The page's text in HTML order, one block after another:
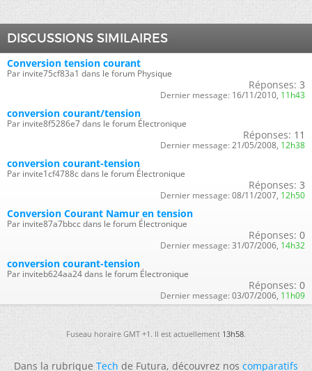
DISCUSSIONS SIMILAIRES
Conversion tension courant
Par invite75cf83a1 dans le forum Physique
Réponses: 3
Dernier message: 16/11/2010, 11h43
conversion courant/tension
Par invite8f5286e7 dans le forum Électronique
Réponses: 11
Dernier message: 21/05/2008, 12h38
conversion courant-tension
Par invite1cf4788c dans le forum Électronique
Réponses: 3
Dernier message: 08/11/2007, 12h50
Conversion Courant Namur en tension
Par invite87a7bbcc dans le forum Électronique
Réponses: 0
Dernier message: 31/07/2006, 14h32
conversion courant-tension
Par inviteb624aa24 dans le forum Électronique
Réponses: 0
Dernier message: 03/07/2006, 11h09
Fuseau horaire GMT +1. Il est actuellement13h58.
Dans la rubriqueTechde Futura, découvrez noscomparatifs